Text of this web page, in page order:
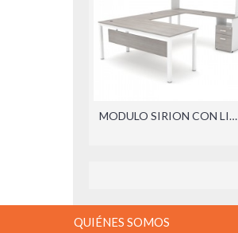
MODULO SIRION CON LIBRERO SOBREPONER (DER./IZQ.)
QUIÉNES SOMOS